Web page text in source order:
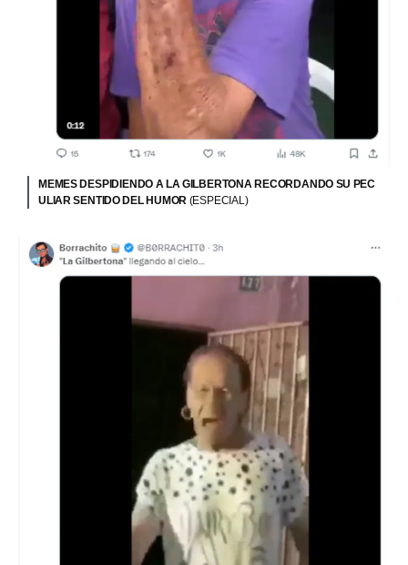
MEMES DESPIDIENDO A LA GILBERTONA RECORDANDO SU PEC
ULIAR SENTIDO DEL HUMOR (ESPECIAL)